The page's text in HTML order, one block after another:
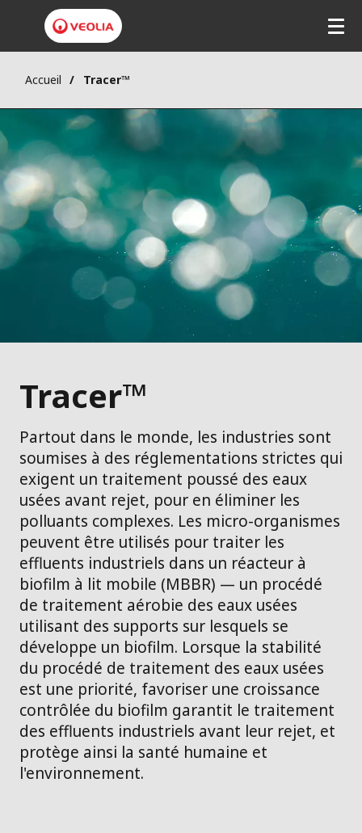
Accueil Tracer™
Tracer™
Partout dans le monde, les industries sont
soumises à des réglementations strictes qui
exigent un traitement poussé des eaux
usées avant rejet, pour en éliminer les
polluants complexes. Les micro-organismes
peuvent être utilisés pour traiter les
effluents industriels dans un réacteur à
biofilm à lit mobile (MBBR) — un procédé
de traitement aérobie des eaux usées
utilisant des supports sur lesquels se
développe un biofilm. Lorsque la stabilité
du procédé de traitement des eaux usées
est une priorité, favoriser une croissance
contrôlée du biofilm garantit le traitement
des effluents industriels avant leur rejet, et
protège ainsi la santé humaine et
l'environnement.